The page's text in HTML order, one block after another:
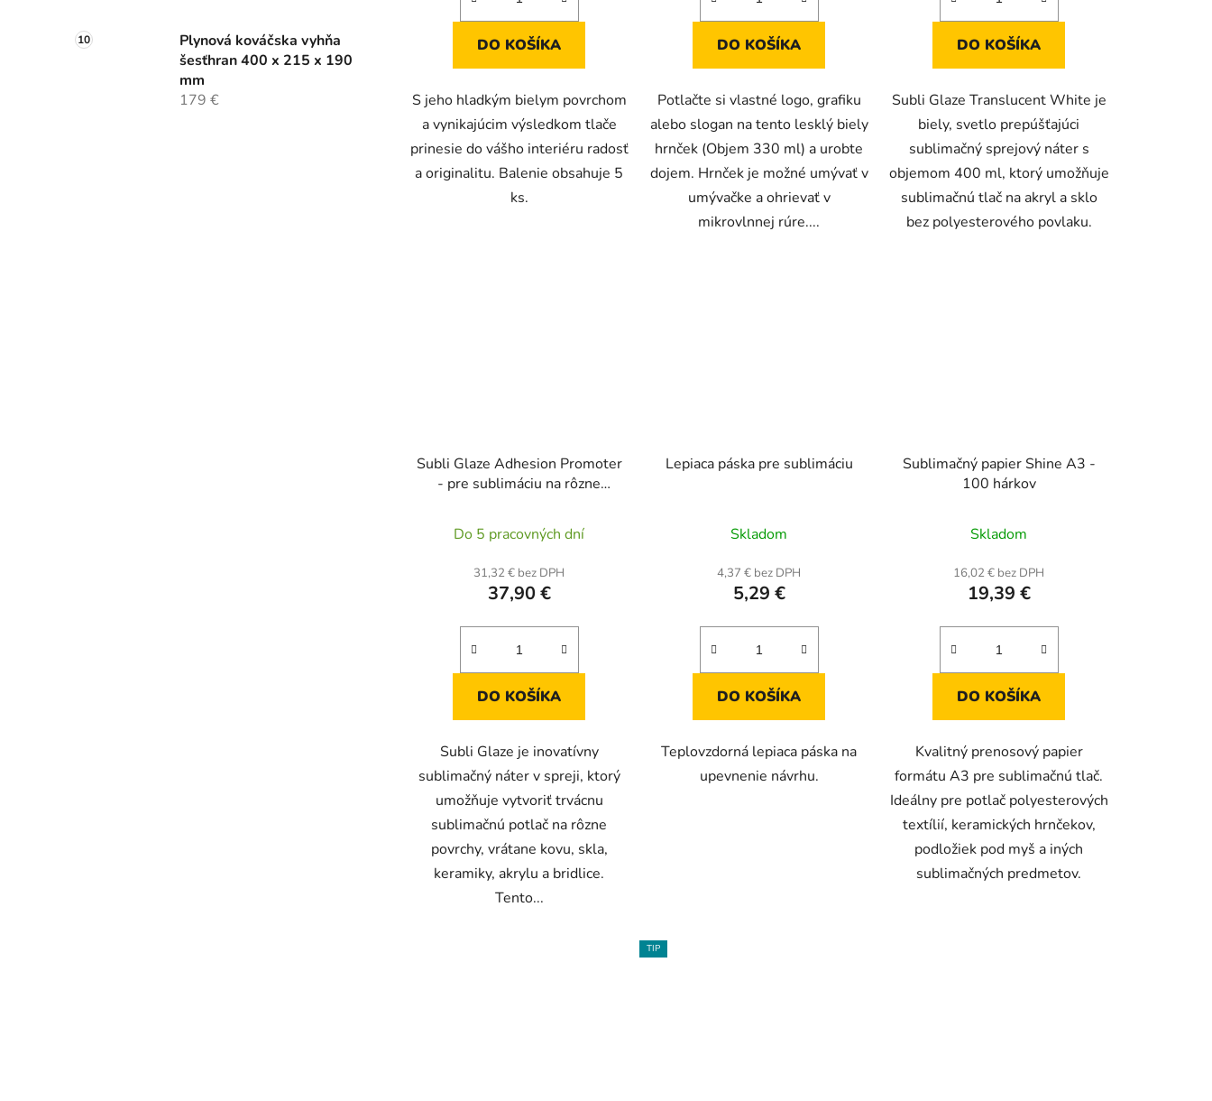
Plynová kováčska vyhňa
šesťhran 400 x 215 x 190
mm
179 €
DO KOŠÍKA
S jeho hladkým bielym povrchom
a vynikajúcim výsledkom tlače
prinesie do vášho interiéru radosť
a originalitu. Balenie obsahuje 5
ks.
hviezdičiek.
DO KOŠÍKA
Potlačte si vlastné logo, grafiku
alebo slogan na tento lesklý biely
hrnček (Objem 330 ml) a urobte
dojem. Hrnček je možné umývať v
umývačke a ohrievať v
mikrovlnnej rúre....
hviezdičiek.
DO KOŠÍKA
Subli Glaze Translucent White je
biely, svetlo prepúšťajúci
sublimačný sprejový náter s
objemom 400 ml, ktorý umožňuje
sublimačnú tlač na akryl a sklo
bez polyesterového povlaku.
Subli Glaze Adhesion Promoter
- pre sublimáciu na rôzne
hodnotenie
produktu
je
z
hviezdičiek.
Do 5 pracovných dní
31,32 € bez DPH
37,90 €
DO KOŠÍKA
Subli Glaze je inovatívny
sublimačný náter v spreji, ktorý
umožňuje vytvoriť trvácnu
sublimačnú potlač na rôzne
povrchy, vrátane kovu, skla,
keramiky, akrylu a bridlice.
Tento...
Lepiaca páska pre sublimáciu
hodnotenie
produktu
je
z
hviezdičiek.
Skladom
4,37 € bez DPH
5,29 €
DO KOŠÍKA
Teplovzdorná lepiaca páska na
upevnenie návrhu.
Sublimačný papier Shine A3 -
100 hárkov
hodnotenie
produktu
je
z
hviezdičiek.
Skladom
16,02 € bez DPH
19,39 €
DO KOŠÍKA
Kvalitný prenosový papier
formátu A3 pre sublimačnú tlač.
Ideálny pre potlač polyesterových
textílií, keramických hrnčekov,
podložiek pod myš a iných
sublimačných predmetov.
TIP